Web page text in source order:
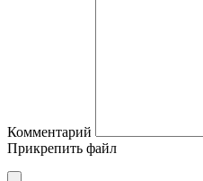
Комментарий
Прикрепить файл